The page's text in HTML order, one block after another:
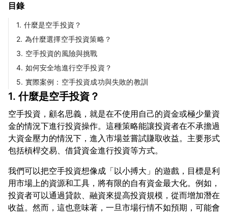
目錄
1. 什麼是空手投資？
2. 為什麼選擇空手投資策略？
3. 空手投資的風險與挑戰
4. 如何安全地進行空手投資？
5. 實際案例：空手投資成功與失敗的教訓
1. 什麼是空手投資？
空手投資，顧名思義，就是在不使用自己的資金或極少量資
金的情況下進行投資操作。這種策略能讓投資者在不承擔過
大資金壓力的情況下，進入市場並嘗試賺取收益。主要形式
我們可以把空手投資想像成「以小搏大」的遊戲，目標是利
用市場上的資源和工具，將有限的自有資金最大化。例如，
投資者可以通過貸款、融資來提高投資規模，從而增加潛在
收益。然而，這也意味著，一旦市場行情不如預期，可能會